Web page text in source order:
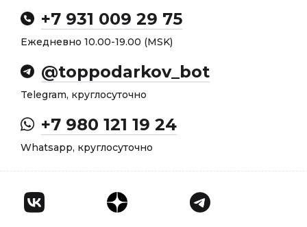
+7 931 009 29 75
Ежедневно 10.00-19.00 (MSK)
@toppodarkov_bot
Telegram, круглосуточно
+7 980 121 19 24
Whatsapp, круглосуточно